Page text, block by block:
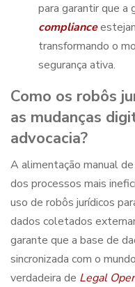
para garantir que a
compliance
transformando o
segurança ativa.
Como os robôs
as mudanças
advocacia?
A alimentação manual
dos processos mais
uso de robôs jurídicos
dados coletados
garante que a base de
sincronizada com o
verdadeira de Legal